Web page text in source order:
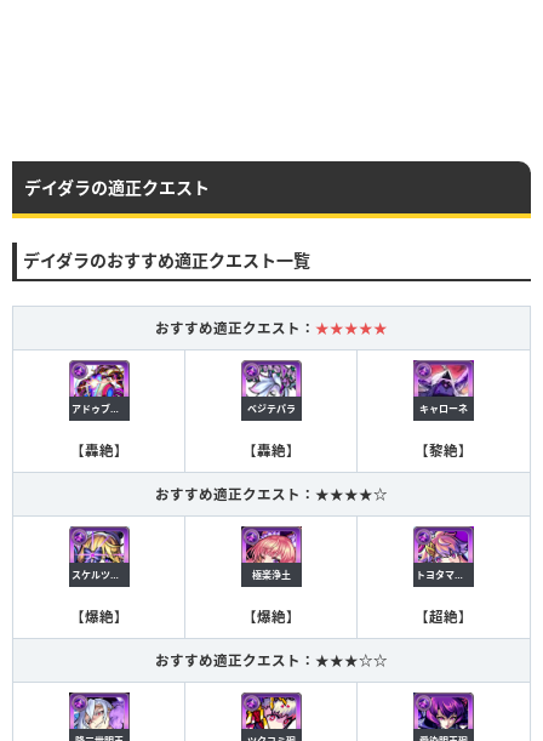
デイダラの適正クエスト
デイダラのおすすめ適正クエスト一覧
おすすめ適正クエスト： ★★★★★
アドゥブタ(究極)
【轟絶】
ベジテパラ
【轟絶】
キャローネ
【黎絶】
おすすめ適正クエスト：★★★★☆
スケルツァンド
【爆絶】
極楽浄土
【爆絶】
トヨタマヒメ
【超絶】
おすすめ適正クエスト：★★★☆☆